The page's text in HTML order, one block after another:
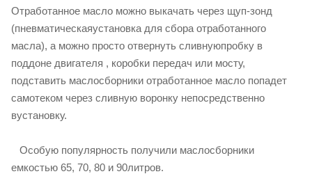
Отработанное масло можно выкачать через щуп-зонд
(пневматическаяустановка для сбора отработанного
масла), а можно просто отвернуть сливнуюпробку в
поддоне двигателя , коробки передач или мосту,
подставить маслосборники отработанное масло попадет
самотеком через сливную воронку непосредственно
вустановку.
Особую популярность получили маслосборники
емкостью 65, 70, 80 и 90литров.